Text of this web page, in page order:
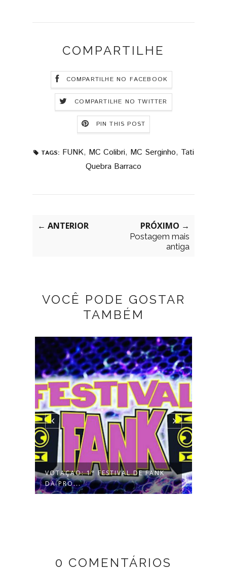
COMPARTILHE
COMPARTILHE NO FACEBOOK
COMPARTILHE NO TWITTER
PIN THIS POST
TAGS: FUNK, MC Colibri, MC Serginho, Tati
Quebra Barraco
← ANTERIOR PRÓXIMO →
Postagem mais
antiga
VOCÊ PODE GOSTAR
TAMBÉM
VOTAÇAO: 1° FESTIVAL DE FANK
DA PRO...
0 COMENTÁRIOS